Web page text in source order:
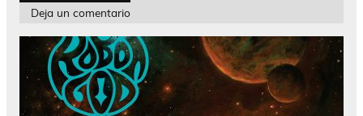
Deja un comentario